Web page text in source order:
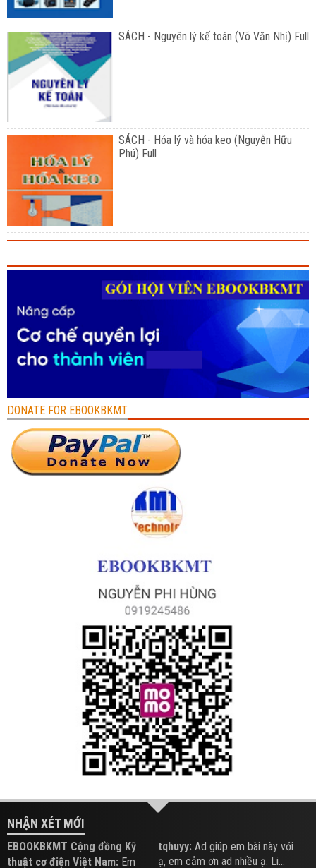
SÁCH - Nguyên lý kế toán (Võ Văn Nhị) Full
SÁCH - Hóa lý và hóa keo (Nguyễn Hữu
Phú) Full
DONATE FOR EBOOKBKMT
NHẬN XÉT MỚI
EBOOKBKMT Cộng đồng Kỹ
thuật cơ điện Việt Nam: Em
tqhuyy: Ad giúp em bài này với
ạ, em cảm ơn ad nhiều ạ. Li...